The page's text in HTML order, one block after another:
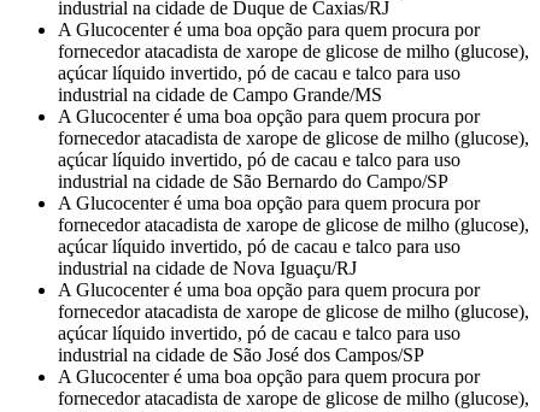
industrial na cidade de Duque de Caxias/RJ
A Glucocenter é uma boa opção para quem procura por
fornecedor atacadista de xarope de glicose de milho (glucose),
açúcar líquido invertido, pó de cacau e talco para uso
industrial na cidade de Campo Grande/MS
A Glucocenter é uma boa opção para quem procura por
fornecedor atacadista de xarope de glicose de milho (glucose),
açúcar líquido invertido, pó de cacau e talco para uso
industrial na cidade de São Bernardo do Campo/SP
A Glucocenter é uma boa opção para quem procura por
fornecedor atacadista de xarope de glicose de milho (glucose),
açúcar líquido invertido, pó de cacau e talco para uso
industrial na cidade de Nova Iguaçu/RJ
A Glucocenter é uma boa opção para quem procura por
fornecedor atacadista de xarope de glicose de milho (glucose),
açúcar líquido invertido, pó de cacau e talco para uso
industrial na cidade de São José dos Campos/SP
A Glucocenter é uma boa opção para quem procura por
fornecedor atacadista de xarope de glicose de milho (glucose),